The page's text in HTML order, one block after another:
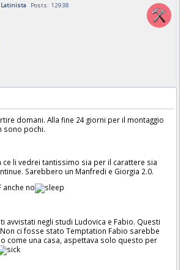
Latinista Posts: 12938
domani. Alla fine 24 giorni per il montaggio
sono pochi.
ce li vedrei tantissimo sia per il carattere sia
Sarebbero un Manfredi e Giorgia 2.0.
anche no
avvistati negli studi Ludovica e Fabio. Questi
ci fosse stato Temptation Fabio sarebbe
come una casa, aspettava solo questo per